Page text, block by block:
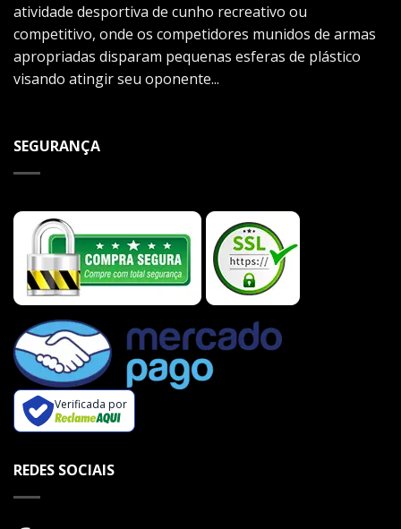
atividade desportiva de cunho recreativo ou
competitivo, onde os competidores munidos de armas
apropriadas disparam pequenas esferas de plástico
visando atingir seu oponente...
SEGURANÇA
Verificada por
REDES SOCIAIS